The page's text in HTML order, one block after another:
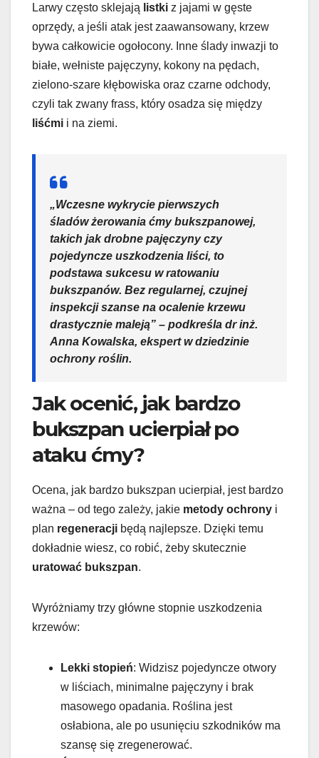
Larwy często sklejają listki z jajami w gęste
oprzędy, a jeśli atak jest zaawansowany, krzew
bywa całkowicie ogołocony. Inne ślady inwazji to
białe, wełniste pajęczyny, kokony na pędach,
zielono-szare kłębowiska oraz czarne odchody,
czyli tak zwany frass, który osadza się między
liśćmi i na ziemi.
„Wczesne wykrycie pierwszych
śladów żerowania ćmy bukszpanowej,
takich jak drobne pajęczyny czy
pojedyncze uszkodzenia liści, to
podstawa sukcesu wratowaniu
bukszpanów. Bez regularnej, czujnej
inspekcji szanse na ocalenie krzewu
drastycznie maleją” – podkreśla dr inż.
Anna Kowalska, ekspert w dziedzinie
ochrony roślin.
Jak ocenić, jak bardzo
bukszpan ucierpiał po
ataku ćmy?
Ocena, jak bardzo bukszpan ucierpiał, jest bardzo
ważna – od tego zależy, jakie metody ochrony i
plan regeneracji będą najlepsze. Dzięki temu
dokładnie wiesz, co robić, żeby skutecznie
uratować bukszpan.
Wyróżniamy trzy główne stopnie uszkodzenia
krzewów:
Lekki stopień: Widzisz pojedyncze otwory
w liściach, minimalne pajęczyny i brak
masowego opadania. Roślina jest
osłabiona, ale po usunięciu szkodników ma
szansę się zregenerować.